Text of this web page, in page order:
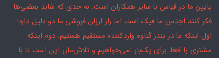
پایین ما در قیاس با سایر همکاران است. به حدی که شاید بعضی‌ها
فکر کنند اجناس ما فیک است اما راز ارزان فروشی ما دو دلیل دارد:
اول اینکه ما در بندر گناوه واردکننده مستقیم هستیم. دوم اینکه
مشتری را فقط برای یک‌بار نمی‌خواهیم و تلاش‌مان این است تا با